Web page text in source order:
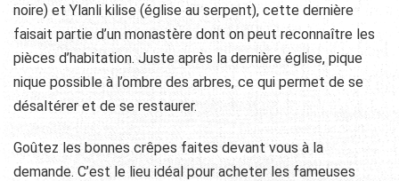
noire) et Ylanli kilise (église au serpent), cette dernière
faisait partie d’un monastère dont on peut reconnaître les
pièces d’habitation. Juste après la dernière église, pique
nique possible à l’ombre des arbres, ce qui permet de se
désaltérer et de se restaurer.
Goûtez les bonnes crêpes faites devant vous à la
demande. C’est le lieu idéal pour acheter les fameuses